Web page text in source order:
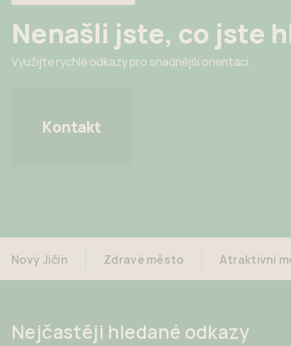
Nenašli jste, co jste
Využijte rychlé odkazy pro snadnější orientaci.
Kontakt
Nový Jičín Zdravé město Atraktivní
Nejčastěji hledané odkazy